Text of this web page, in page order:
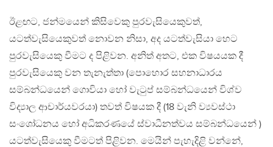
ඊළඟට, ජන්මයෙන් කිසිවෙකු පුරවැසියෙකුවත්,
යටත්වැසියෙකුවත් නොවන නිසා, අද යටත්වැසියා හෙට
පුරවැසියෙකු වීමට ද පිළිවන. අනිත් අතට, එක විෂයයක දී
පුරවැසියෙකු වන තැනැත්තා (පොහොර සහනාධාරය
සම්බන්ධයෙන් ගොවියා හෝ වැටුප් සම්බන්ධයෙන් විශ්ව
විද්‍යාල ආචාර්යවරයා) තවත් විෂයක දී (18 වැනි ව්‍යවස්ථා
සංශෝධනය හෝ අධිකරණයේ ස්වාධීනත්වය සම්බන්ධයෙන් )
යටත්වැසියෙකු වීමටත් පිළිවන. මෙයින් පැහැදිළි වන්නේ,